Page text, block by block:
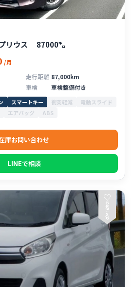
リウス 87000㌔
/月
走行距離 87,000km
車検 車検整備付き
スマートキー 衝突軽減
電動スライド
エアバッグ ABS
庫お問い合わせ
LINEで相談
♡
お
気
に
入
り